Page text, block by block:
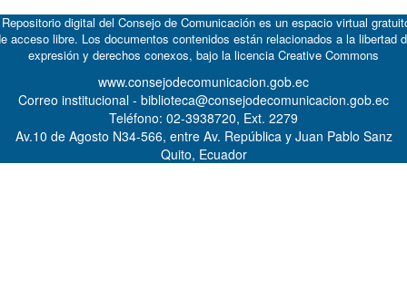
digital del Consejo de Comunicación es un espacio virtual
acceso libre. Los documentos contenidos están relacionados a la libertad
expresión y derechos conexos, bajo la licencia Creative Commons
www.consejodecomunicacion.gob.ec
Correo institucional - biblioteca@consejodecomunicacion.gob.ec
Teléfono: 02-3938720, Ext. 2279
Av.10 de Agosto N34-566, entre Av. República y Juan Pablo Sanz
Quito, Ecuador